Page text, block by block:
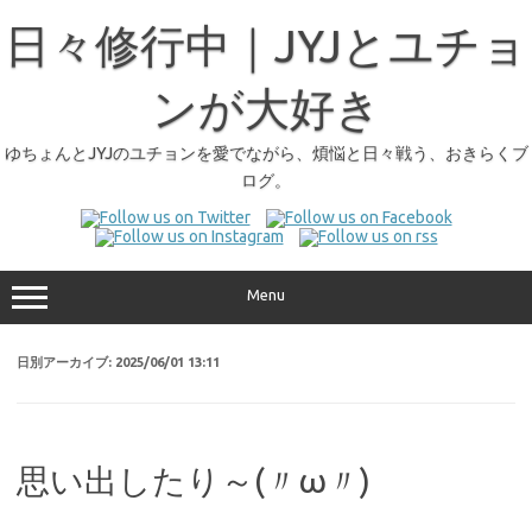
日々修行中｜JYJとユチョ
ンが大好き
ゆちょんとJYJのユチョンを愛でながら、煩悩と日々戦う、おきらくブ
ログ。
Menu
日別アーカイブ: 2025/06/01 13:11
思い出したり～(〃ω〃)